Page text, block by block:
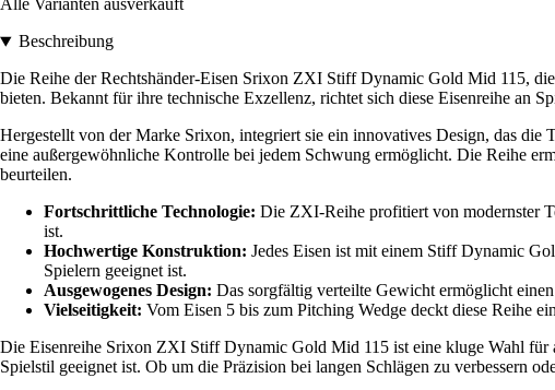
Alle Varianten ausverkauft
Beschreibung
Die Reihe der Rechtshänder-Eisen Srixon ZXI Stiff Dynamic Gold Mid 115,
bieten. Bekannt für ihre technische Exzellenz, richtet sich diese Eisenreihe an
Hergestellt von der Marke Srixon, integriert sie ein innovatives Design, das
eine außergewöhnliche Kontrolle bei jedem Schwung ermöglicht. Die Reihe
beurteilen.
Fortschrittliche Technologie: Die ZXI-Reihe profitiert von modernster
ist.
Hochwertige Konstruktion: Jedes Eisen ist mit einem Stiff Dynamic
Spielern geeignet ist.
Ausgewogenes Design: Das sorgfältig verteilte Gewicht ermöglicht
Vielseitigkeit: Vom Eisen 5 bis zum Pitching Wedge deckt diese Reihe
Die Eisenreihe Srixon ZXI Stiff Dynamic Gold Mid 115 ist eine kluge Wahl für
Spielstil geeignet ist. Ob um die Präzision bei langen Schlägen zu verbessern